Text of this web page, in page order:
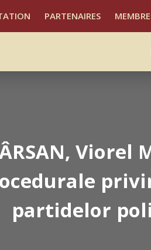
PARTENAIRES
Viorel
partidelor